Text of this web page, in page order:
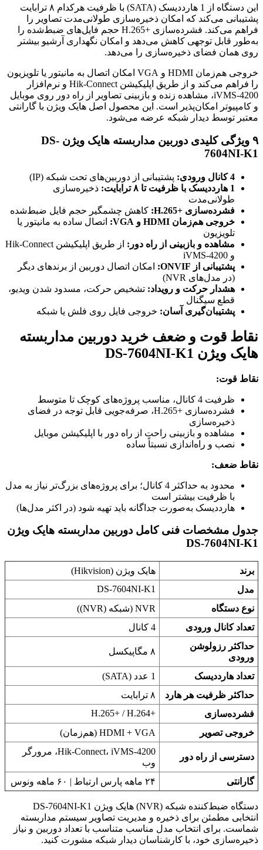
این دستگاه از 1 هارددیسک (SATA) با ظرفیت هرکدام ۸ ترابایت
پشتیبانی می‌کند که امکان ذخیره‌سازی طولانی‌مدت تصاویر را
فراهم می‌کند. فشرده‌سازی H.265+‎ حجم فایل‌های ضبط‌شده را
به‌طور قابل توجهی کاهش می‌دهد و امکان نگهداری آرشیو بیشتر
روی همان فضای ذخیره‌سازی را می‌دهد.
خروجی هم‌زمان HDMI و VGA امکان اتصال به مانیتور یا تلویزیون
را فراهم می‌کند و از طریق اپلیکیشن Hik-Connect و نرم‌افزار
iVMS-4200، مشاهده زنده و بازبینی تصاویر از راه دور روی موبایل
و کامپیوتر امکان‌پذیر است. این محصول اصل هایک ویژن با گارانتی
معتبر توسط دیدار شبکه عرضه می‌شود.
۹ ویژگی کلیدی دوربین مداربسته هایک ویژن DS-
7604NI-K1
4 کانال ورودی:
پشتیبانی از دوربین‌های تحت شبکه (IP)
1 هارددیسک با ظرفیت تا ۸ ترابایت:
ذخیره‌سازی
طولانی‌مدت
فشرده‌سازی H.265+‎:
کاهش چشمگیر حجم فایل ضبط‌شده
خروجی هم‌زمان HDMI و VGA:
اتصال ساده به مانیتور یا
تلویزیون
مشاهده و بازبینی از راه دور:
از طریق اپلیکیشن Hik-Connect
و iVMS-4200
پشتیبانی از ONVIF:
امکان اتصال دوربین از برندهای دیگر
(در مدل‌های NVR)
هشدار حرکت و رویداد: تشخیص حرکت، مسدود شدن ویدیو،
قطع سیگنال
پشتیبان‌گیری آسان: خروجی فایل روی فلش یا شبکه
نقاط قوت و ضعف خرید دوربین مداربسته
هایک ویژن DS-7604NI-K1
نقاط قوت:
ظرفیت 4 کانال، مناسب پروژه‌های کوچک تا متوسط
فشرده‌سازی H.265+‎، صرفه‌جویی قابل توجه در فضای
ذخیره‌سازی
مشاهده و بازبینی راحت از راه دور با اپلیکیشن موبایل
نصب و راه‌اندازی نسبتاً ساده
نقاط ضعف:
محدود به حداکثر 4 کانال؛ برای پروژه‌های بزرگ‌تر نیاز به مدل
با ظرفیت بیشتر است
هارددیسک به‌صورت جداگانه باید تهیه شود (در اکثر مدل‌ها)
جدول مشخصات فنی کامل دوربین مداربسته هایک ویژن
DS-7604NI-K1
برند
هایک ویژن (Hikvision)
مدل
DS-7604NI-K1
نوع دستگاه
NVR (شبکه (NVR))
تعداد کانال ورودی
4 کانال
حداکثر رزولوشن
ورودی
۸ مگاپیکسل
تعداد هارددیسک
1 عدد (SATA)
حداکثر ظرفیت هر هارد
۸ ترابایت
فشرده‌سازی
H.265+‎ / H.264+‎
خروجی تصویر
HDMI + VGA (هم‌زمان)
دسترسی از راه دور
Hik-Connect، iVMS-4200، مرورگر
وب
گارانتی
۲۴ ماهه پارس ارتباط | ۶۰ ماهه ونوس
دستگاه ضبط‌کننده شبکه (NVR) هایک ویژن DS-7604NI-K1
انتخابی مطمئن برای ذخیره و مدیریت تصاویر سیستم مداربسته
شماست. برای انتخاب مدل مناسب متناسب با تعداد دوربین و نیاز
ذخیره‌سازی خود، با کارشناسان دیدار شبکه مشورت کنید.